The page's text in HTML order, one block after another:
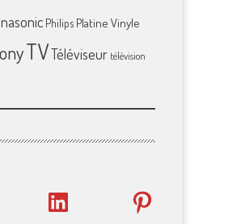
Philips Platine Vinyle
TVTéléviseur télévision
LinkedIn Pinterest